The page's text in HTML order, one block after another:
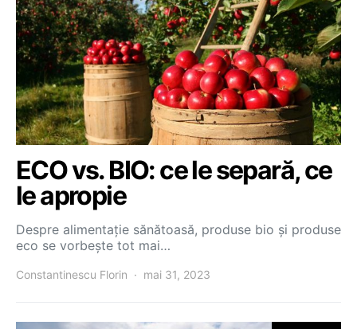
ECO vs. BIO: ce le separă, ce
le apropie
Despre alimentaţie sănătoasă, produse bio şi produse
eco se vorbeşte tot mai…
Constantinescu Florin mai 31, 2023